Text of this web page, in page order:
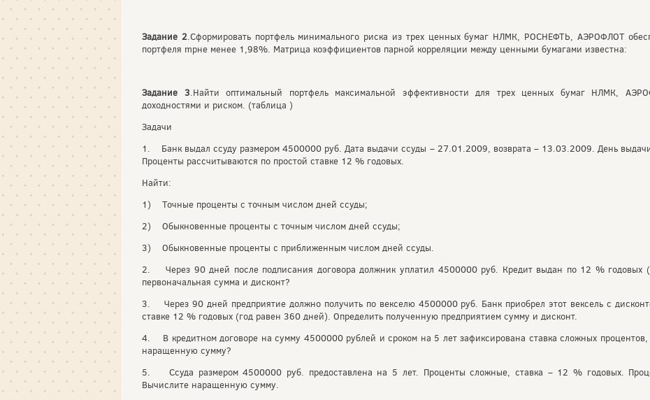
Задание 2.Сформировать портфель минимального риска из трех ценных бумаг НЛМК, РОСНЕФТЬ, АЭРОФЛОТ
портфеля mpне менее 1,98%. Матрица коэффициентов парной корреляции между ценными бумагами известна:
Задание 3.Найти оптимальный портфель максимальной эффективности для трех ценных бумаг НЛМК,
доходностями и риском. (таблица )
Задачи
1. Банк выдал ссуду размером 4500000 руб. Дата выдачи ссуды – 27.01.2009, возврата – 13.03.2009. День выдачи
Проценты рассчитываются по простой ставке 12 % годовых.
Найти:
1) Точные проценты с точным числом дней ссуды;
2) Обыкновенные проценты с точным числом дней ссуды;
3) Обыкновенные проценты с приближенным числом дней ссуды.
2. Через 90 дней после подписания договора должник уплатил 4500000 руб. Кредит выдан по 12 % годовых
первоначальная сумма и дисконт?
3. Через 90 дней предприятие должно получить по векселю 4500000 руб. Банк приобрел этот вексель с
ставке 12 % годовых (год равен 360 дней). Определить полученную предприятием сумму и дисконт.
4. В кредитном договоре на сумму 4500000 рублей и сроком на 5 лет зафиксирована ставка сложных
наращенную сумму?
5. Ссуда размером 4500000 руб. предоставлена на 5 лет. Проценты сложные, ставка – 12 % годовых.
Вычислите наращенную сумму.